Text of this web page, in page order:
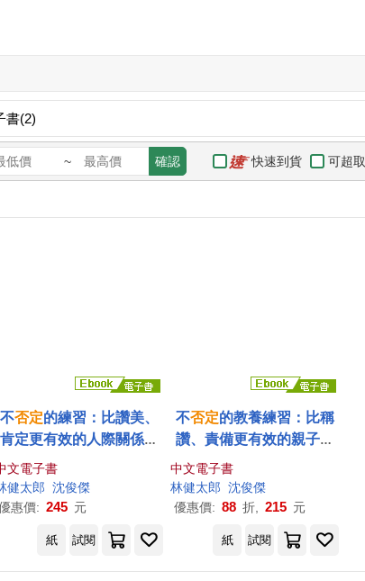
書(2)
~ 確認 快速到貨 可超取
不否定的練習：比讚美、
肯定更有效的人際關係法
則 (電子書)
文電子書
健太郎 沈俊傑
惠價: 245 元
不否定的教養練習：比稱
讚、責備更有效的親子溝
通技巧 (電子書)
中文電子書
林健太郎 沈俊傑
優惠價: 88 折, 215 元
紙 試閱 紙 試閱